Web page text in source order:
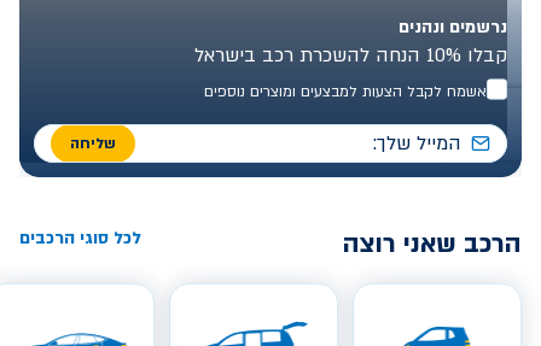
נרשמים ונהנים
קבלו 10% הנחה להשכרת רכב בישראל
אשמח לקבל הצעות למבצעים ומוצרים נוספים
שליחה
הרכב שאני רוצה לכל סוגי הרכבים